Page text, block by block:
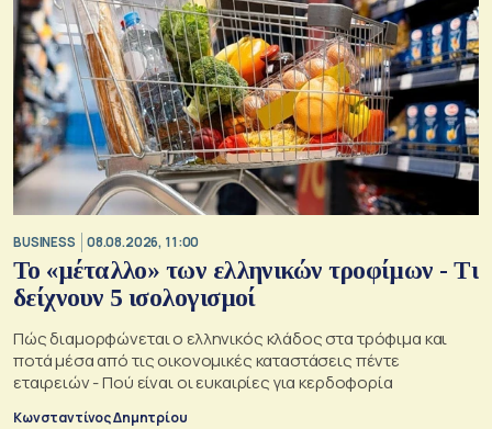
BUSINESS 08.08.2026, 11:00
Το «μέταλλο» των ελληνικών τροφίμων - Τι
δείχνουν 5 ισολογισμοί
Πώς διαμορφώνεται ο ελληνικός κλάδος στα τρόφιμα και
ποτά μέσα από τις οικονομικές καταστάσεις πέντε
εταιρειών - Πού είναι οι ευκαιρίες για κερδοφορία
Κωνσταντίνος Δημητρίου